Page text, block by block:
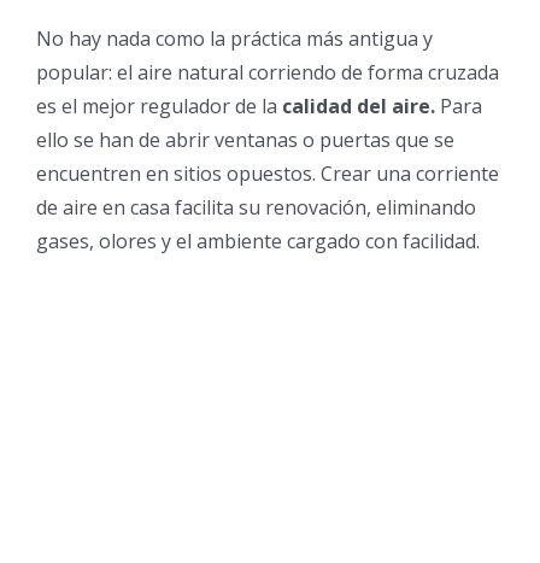
No hay nada como la práctica más antigua y
popular: el aire natural corriendo de forma cruzada
es el mejor regulador de la calidad del aire. Para
ello se han de abrir ventanas o puertas que se
encuentren en sitios opuestos. Crear una corriente
de aire en casa facilita su renovación, eliminando
gases, olores y el ambiente cargado con facilidad.